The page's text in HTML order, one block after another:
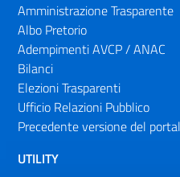
Amministrazione Trasparente
Albo Pretorio
Adempimenti AVCP / ANAC
Bilanci
Elezioni Trasparenti
Ufficio Relazioni Pubblico
Precedente versione del
UTILITY